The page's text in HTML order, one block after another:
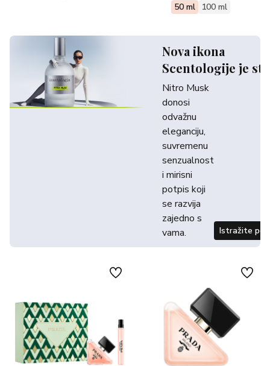
50 ml 100 ml
Nova ikona
Scentologije je
Nitro Musk
donosi
odvažnu
eleganciju,
suvremenu
senzualnost
i mirisni
potpis koji
se razvija
zajedno s
vama.
Istražite